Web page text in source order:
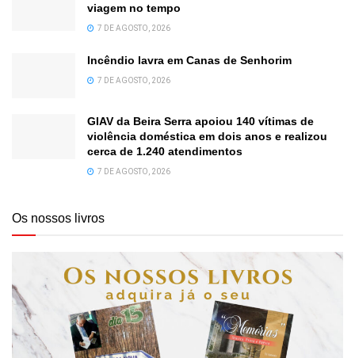
viagem no tempo
7 DE AGOSTO, 2026
Incêndio lavra em Canas de Senhorim
7 DE AGOSTO, 2026
GIAV da Beira Serra apoiou 140 vítimas de
violência doméstica em dois anos e realizou
cerca de 1.240 atendimentos
7 DE AGOSTO, 2026
Os nossos livros